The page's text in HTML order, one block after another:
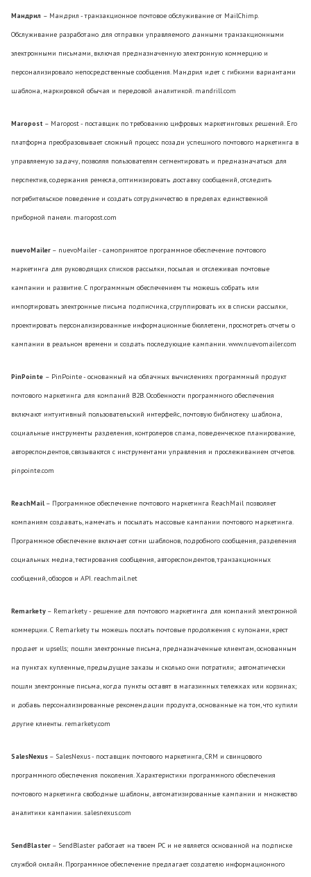
Мандрил – Мандрил - транзакционное почтовое обслуживание от MailChimp.
Обслуживание разработано для отправки управляемого данными транзакционными
электронными письмами, включая предназначенную электронную коммерцию и
персонализировало непосредственные сообщения. Мандрил идет с гибкими вариантами
шаблона, маркировкой обычая и передовой аналитикой. mandrill.com
Maropost – Maropost - поставщик по требованию цифровых маркетинговых решений. Его
платформа преобразовывает сложный процесс позади успешного почтового маркетинга в
управляемую задачу, позволяя пользователям сегментировать и предназначаться для
перспектив, содержания ремесла, оптимизировать доставку сообщений, отследить
потребительское поведение и создать сотрудничество в пределах единственной
приборной панели. maropost.com
nuevoMailer – nuevoMailer - самопринятое программное обеспечение почтового
маркетинга для руководящих списков рассылки, посылая и отслеживая почтовые
кампании и развитие. С программным обеспечением ты можешь собрать или
импортировать электронные письма подписчика, сгруппировать их в списки рассылки,
проектировать персонализированные информационные бюллетени, просмотреть отчеты о
кампании в реальном времени и создать последующие кампании. www.nuevomailer.com
PinPointe – PinPointe - основанный на облачных вычислениях программный продукт
почтового маркетинга для компаний B2B. Особенности программного обеспечения
включают интуитивный пользовательский интерфейс, почтовую библиотеку шаблона,
социальные инструменты разделения, контролеров спама, поведенческое планирование,
автореспондентов, связываются с инструментами управления и прослеживанием отчетов.
pinpointe.com
ReachMail – Программное обеспечение почтового маркетинга ReachMail позволяет
компаниям создавать, намечать и посылать массовые кампании почтового маркетинга.
Программное обеспечение включает сотни шаблонов, подробного сообщения, разделения
социальных медиа, тестирования сообщения, автореспондентов, транзакционных
сообщений, обзоров и API. reachmail.net
Remarkety – Remarkety - решение для почтового маркетинга для компаний электронной
коммерции. С Remarkety ты можешь послать почтовые продолжения с купонами, крест
продает и upsells; пошли электронные письма, предназначенные клиентам, основанным
на пунктах купленные, предыдущие заказы и сколько они потратили; автоматически
пошли электронные письма, когда пункты оставят в магазинных тележках или корзинах;
и добавь персонализированные рекомендации продукта, основанные на том, что купили
другие клиенты. remarkety.com
SalesNexus – SalesNexus - поставщик почтового маркетинга, CRM и свинцового
программного обеспечения поколения. Характеристики программного обеспечения
почтового маркетинга свободные шаблоны, автоматизированные кампании и множество
аналитики кампании. salesnexus.com
SendBlaster – SendBlaster работает на твоем PC и не является основанной на подписке
службой онлайн. Программное обеспечение предлагает создателю информационного